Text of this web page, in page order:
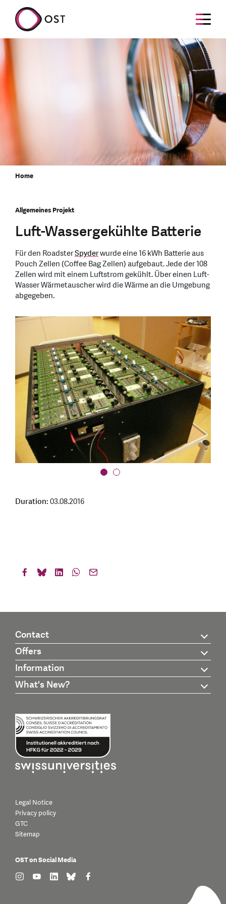
Home
Allgemeines Projekt
Luft-Wassergekühlte Batterie
Für den RoadsterSpyderwurde eine 16 kWh Batterie aus
Pouch Zellen (Coffee Bag Zellen) aufgebaut. Jede der 108
Zellen wird mit einem Luftstrom gekühlt. Über einen Luft-
Wasser Wärmetauscher wird die Wärme an die Umgebung
abgegeben.
Duration:03.08.2016
Contact
Offers
Information
What's New?
Legal Notice
Privacy policy
GTC
Sitemap
OST on Social Media
find us on: instagram
find us on: youtube
find us on: linkedin
find us on: bluesky
find us on: facebook